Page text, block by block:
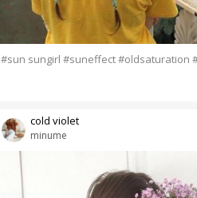
#sun sungirl #suneffect #oldsaturation
minume
cold violet